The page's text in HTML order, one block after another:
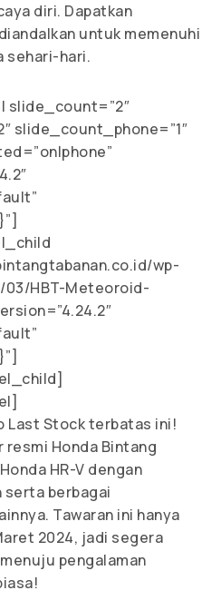
diri. Dapatkan
untuk memenuhi
sehari-hari.
slide_count=”2″
slide_count_phone=”1″
wp-
HBT-Meteoroid-
Last Stock terbatas ini!
Honda Bintang
HR-V dengan
serta berbagai
Tawaran ini hanya
2024, jadi segera
pengalaman